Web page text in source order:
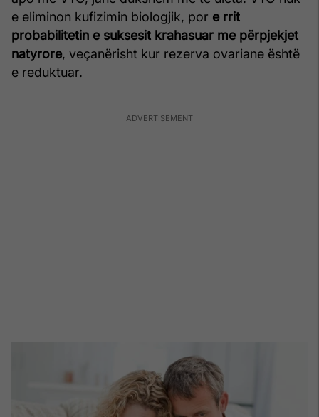
e eliminon kufizimin biologjik, por e rrit
probabilitetin e suksesit krahasuar me përpjekjet
natyrore, veçanërisht kur rezerva ovariane është
e reduktuar.